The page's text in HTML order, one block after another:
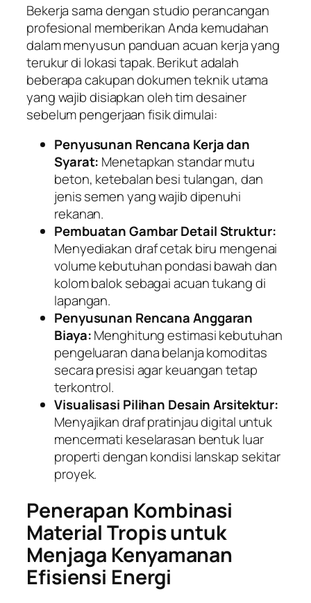
Bekerja sama dengan studio perancangan
profesional memberikan Anda kemudahan
dalam menyusun panduan acuan kerja yang
terukur di lokasi tapak. Berikut adalah
beberapa cakupan dokumen teknik utama
yang wajib disiapkan oleh tim desainer
sebelum pengerjaan fisik dimulai:
Penyusunan Rencana Kerja dan
Syarat: Menetapkan standar mutu
beton, ketebalan besi tulangan, dan
jenis semen yang wajib dipenuhi
rekanan.
Pembuatan Gambar Detail Struktur:
Menyediakan draf cetak biru mengenai
volume kebutuhan pondasi bawah dan
kolom balok sebagai acuan tukang di
lapangan.
Penyusunan Rencana Anggaran
Biaya:Menghitung estimasi kebutuhan
pengeluaran dana belanja komoditas
secara presisi agar keuangan tetap
terkontrol.
Visualisasi Pilihan Desain Arsitektur:
Menyajikan draf pratinjau digital untuk
mencermati keselarasan bentuk luar
properti dengan kondisi lanskap sekitar
proyek.
Penerapan Kombinasi
Material Tropis untuk
Menjaga Kenyamanan
Efisiensi Energi